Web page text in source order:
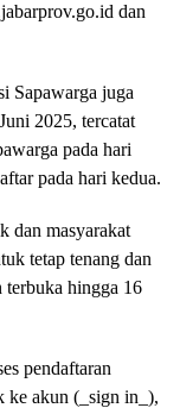
dan
Sapawarga juga
2025, tercatat
pada hari
pada hari kedua.
dan masyarakat
tetap tenang dan
terbuka hingga 16
pendaftaran
ke akun (_sign in_),